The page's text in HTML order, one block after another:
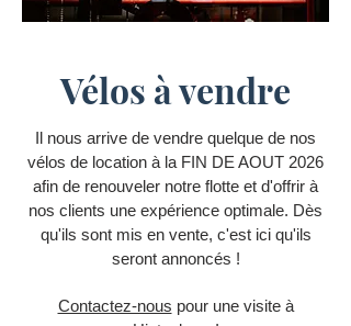
Vélos à vendre
Il nous arrive de vendre quelque de nos
vélos de location à la FIN DE AOUT 2026
afin de renouveler notre flotte et d'offrir à
nos clients une expérience optimale. Dès
qu'ils sont mis en vente, c'est ici qu'ils
seront annoncés !
Contactez-nous pour une visite à